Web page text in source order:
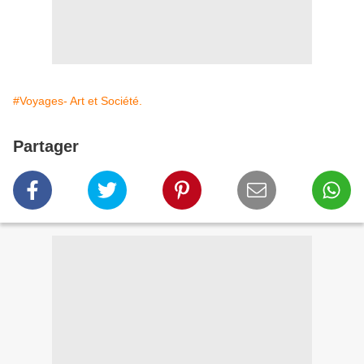
#Voyages- Art et Société.
Partager